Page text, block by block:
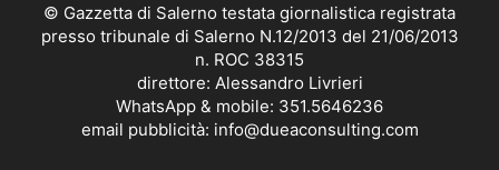
© Gazzetta di Salerno testata giornalistica registrata
presso tribunale di Salerno N.12/2013 del 21/06/2013
n. ROC 38315
direttore: Alessandro Livrieri
WhatsApp & mobile: 351.5646236
email pubblicità: info@dueaconsulting.com